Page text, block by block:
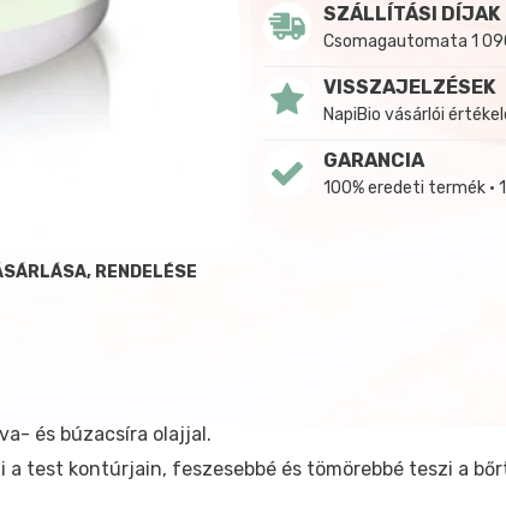
SZÁLLÍTÁSI DÍJAK
Csomagautomata 1
VISSZAJELZÉSEK
NapiBio vásárlói
GARANCIA
100% eredeti termék •
RENDELÉSE
és búzacsíra olajjal.
test kontúrjain, feszesebbé és tömörebbé teszi a